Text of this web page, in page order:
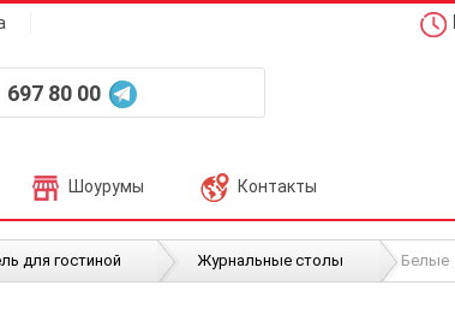
697 80 00
Шоурумы Контакты
для гостиной Журнальные столы Белые